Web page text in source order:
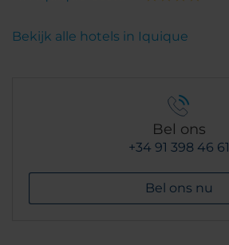
Bekijk alle hotels in Iquique
Bel ons
+34 91 398 46 61
Bel ons nu